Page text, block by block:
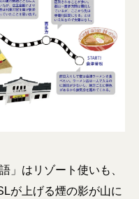
」はリゾート使いも、
が上げる煙の影が山に